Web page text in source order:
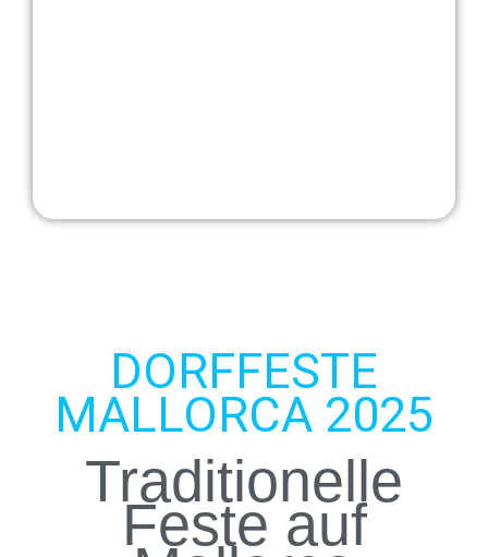
DORFFESTE
MALLORCA 2025
Traditionelle
Feste auf